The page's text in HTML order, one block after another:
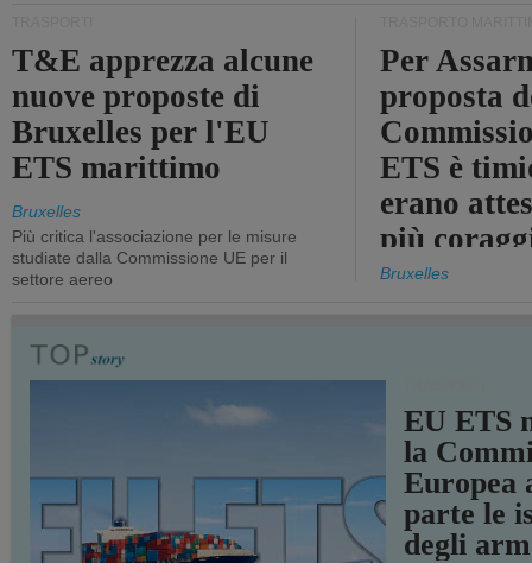
T&E apprezza alcune
nuove proposte di
Bruxelles per l'EU
ETS marittimo
Bruxelles
Più critica l'associazione per le misure
studiate dalla Commissione UE per il
settore aereo
Per
proposta
ETS è
erano
più
Bruxelles
EU ETS
la
Europea
parte le
degli